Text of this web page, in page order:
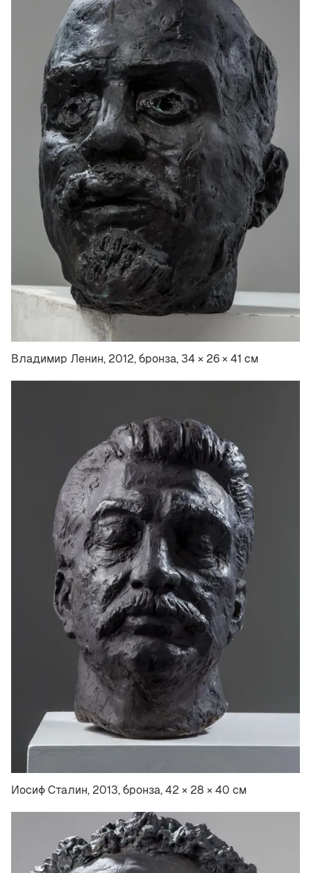
Владимир Ленин, 2012, бронза, 34 × 26 × 41 см
Иосиф Сталин, 2013, бронза, 42 × 28 × 40 см